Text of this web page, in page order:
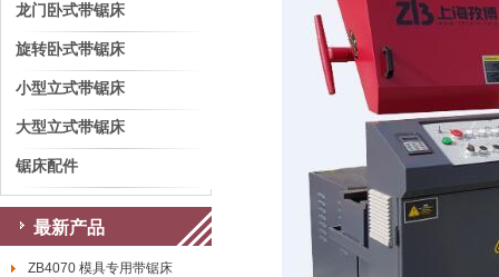
龙门卧式带锯床
旋转卧式带锯床
小型立式带锯床
大型立式带锯床
锯床配件
最新产品
ZB4070 模具专用带锯床